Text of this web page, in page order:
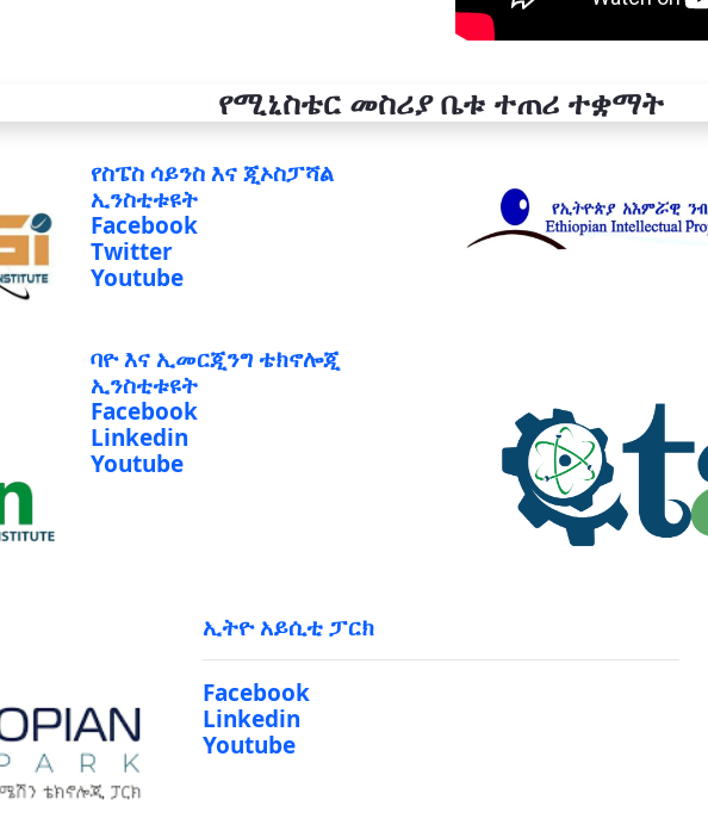
የሚኒስቴር መስሪያ ቤቱ ተጠሪ ተቋማት
የስፔስ ሳይንስ እና ጂኦስፓሻል
ኢንስቲቱዩት
Facebook
Twitter
Youtube
ባዮ እና ኢመርጂንግ ቴክኖሎጂ
ኢንስቲቱዩት
Facebook
Linkedin
Youtube
ኢትዮ አይሲቲ ፓርክ
Facebook
Linkedin
Youtube